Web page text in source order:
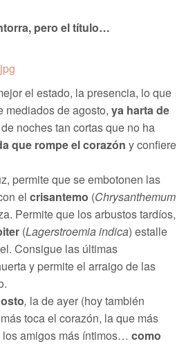
pero el título…
el estado, la presencia, lo que
mediados de agosto, ya harta de
noches tan cortas que no ha
que rompe el corazón y confiere
permite que se embotonen las
el crisantemo (Chrysanthemum
Permite que los arbustos tardíos,
(Lagerstroemia indica) estalle
Consigue las últimas
y permite el arraigo de las
, la de ayer (hoy también
toca el corazón, la que más
los amigos más íntimos… como